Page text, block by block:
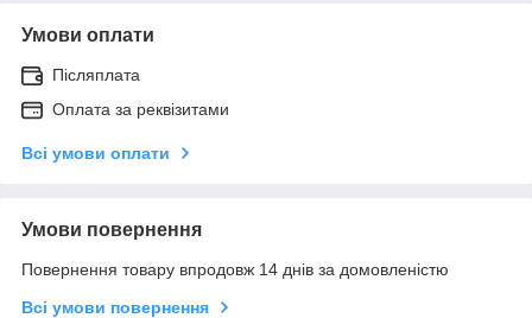
Умови оплати
Післяплата
Оплата за реквізитами
Всі умови оплати
Умови повернення
Повернення товару впродовж 14 днів за домовленістю
Всі умови повернення